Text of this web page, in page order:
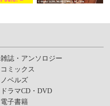
雑誌・アンソロジー
コミックス
ノベルズ
ドラマCD・DVD
電子書籍